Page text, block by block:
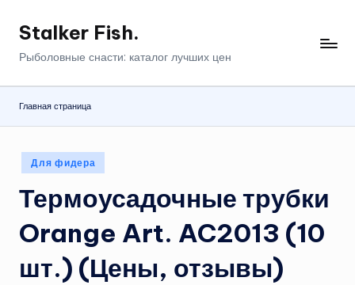
Перейти
Stalker Fish.
Рыболовные снасти: каталог лучших цен
Главная страница
Опубликовано
в
Для фидера
Термоусадочные трубки
Orange Art. AC2013 (10
шт.) (Цены, отзывы)